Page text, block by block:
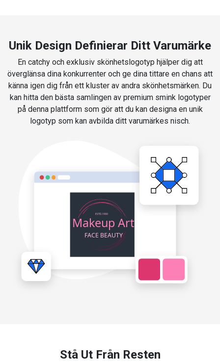
Unik Design Definierar Ditt Varumärke
En catchy och exklusiv skönhetslogotyp hjälper dig att
överglänsa dina konkurrenter och ge dina tittare en chans att
känna igen dig från ett kluster av andra skönhetsmärken. Du
kan hitta den bästa samlingen av premium smink logotyper
på denna plattform som gör att du kan designa en unik
logotyp som kan avbilda ditt varumärkes nisch.
Stå Ut Från Resten